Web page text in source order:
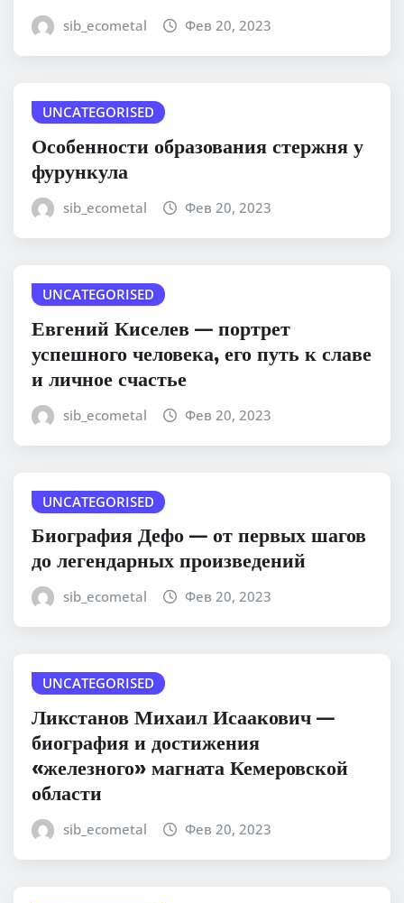
sib_ecometal Фев 20, 2023
UNCATEGORISED
Особенности образования стержня у
фурункула
sib_ecometal Фев 20, 2023
UNCATEGORISED
Евгений Киселев — портрет
успешного человека, его путь к славе
и личное счастье
sib_ecometal Фев 20, 2023
UNCATEGORISED
Биография Дефо — от первых шагов
до легендарных произведений
sib_ecometal Фев 20, 2023
UNCATEGORISED
Ликстанов Михаил Исаакович —
биография и достижения
«железного» магната Кемеровской
области
sib_ecometal Фев 20, 2023